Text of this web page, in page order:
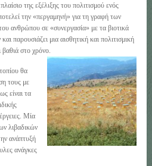
της εξέλιξης του πολιτισμού ενός
την «περγαμηνή» για τη γραφή των
ανθρώπου σε «συνεργασία» με τα βιοτικά
παρουσιάζει μια αισθητική και πολιτισμική
βαθιά στο χρόνο.
θα
τους με
είναι τα
Μία
λιβαδικών
ανάπτυξή
ανάγκες